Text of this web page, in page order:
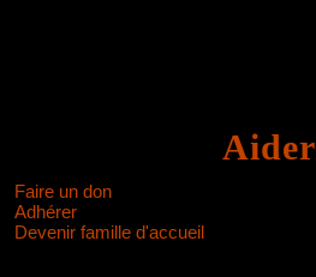
Aider
Faire un don
Adhérer
Devenir famille d'accueil